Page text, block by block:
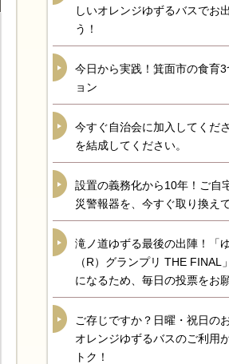
しいオレンジゆずるバスでお
う！
今日から実践！箕面市の食育
ョン
今すぐ自治会に加入してくだ
を結成してください。
設置の義務化から10年！ご自
災警報器を、今すぐ取り換え
滝ノ道ゆずる最後の出陣！「
（R）グランプリ THE FINAL
になるため、毎日の投票をお
ご存じですか？日曜・祝日の
オレンジゆずるバスのご利用
トク！